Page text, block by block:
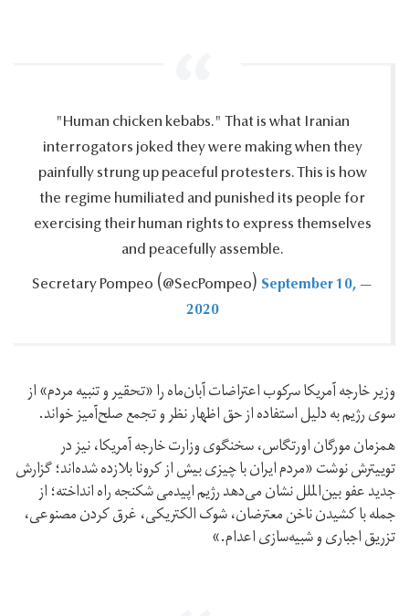
"Human chicken kebabs.‎‏" That is what Iranian
interrogators joked they were making when they
painfully strung up peaceful protesters.‎ This is how
the regime humiliated and punished its people for
exercising their human rights to express themselves
and peacefully assemble.‎
— Secretary Pompeo ‪(@SecPompeo)‬
September 10,
2020
وزیر خارجه آمریکا سرکوب اعتراضات آبان‌ماه را «تحقیر و تنبیه مردم» از
سوی رژیم به دلیل استفاده از حق اظهار نظر و تجمع صلح‌آمیز خواند.
همزمان مورگان اورتگاس، سخنگوی وزارت خارجه آمریکا، نیز در
توییترش نوشت «مردم ایران با چیزی بیش از کرونا بلازده شده‌اند؛ گزارش
جدید عفو بین‌الملل نشان می‌دهد رژیم اپیدمی شکنجه راه انداخته؛ از
جمله با کشیدن ناخن معترضان، شوک الکتریکی، غرق کردن مصنوعی،
تزریق اجباری و شبیه‌سازی اعدام.»